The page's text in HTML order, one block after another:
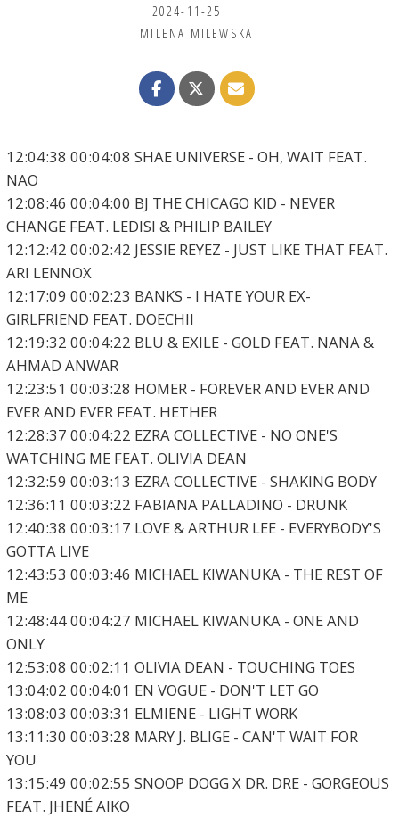
2024-11-25
MILENA MILEWSKA
12:04:38 00:04:08 SHAE UNIVERSE - OH, WAIT FEAT.
NAO
12:08:46 00:04:00 BJ THE CHICAGO KID - NEVER
CHANGE FEAT. LEDISI & PHILIP BAILEY
12:12:42 00:02:42 JESSIE REYEZ - JUST LIKE THAT FEAT.
ARI LENNOX
12:17:09 00:02:23 BANKS - I HATE YOUR EX-
GIRLFRIEND FEAT. DOECHII
12:19:32 00:04:22 BLU & EXILE - GOLD FEAT. NANA &
AHMAD ANWAR
12:23:51 00:03:28 HOMER - FOREVER AND EVER AND
EVER AND EVER FEAT. HETHER
12:28:37 00:04:22 EZRA COLLECTIVE - NO ONE'S
WATCHING ME FEAT. OLIVIA DEAN
12:32:59 00:03:13 EZRA COLLECTIVE - SHAKING BODY
12:36:11 00:03:22 FABIANA PALLADINO - DRUNK
12:40:38 00:03:17 LOVE & ARTHUR LEE - EVERYBODY'S
GOTTA LIVE
12:43:53 00:03:46 MICHAEL KIWANUKA - THE REST OF
ME
12:48:44 00:04:27 MICHAEL KIWANUKA - ONE AND
ONLY
12:53:08 00:02:11 OLIVIA DEAN - TOUCHING TOES
13:04:02 00:04:01 EN VOGUE - DON'T LET GO
13:08:03 00:03:31 ELMIENE - LIGHT WORK
13:11:30 00:03:28 MARY J. BLIGE - CAN'T WAIT FOR
YOU
13:15:49 00:02:55 SNOOP DOGG X DR. DRE - GORGEOUS
FEAT. JHENÉ AIKO